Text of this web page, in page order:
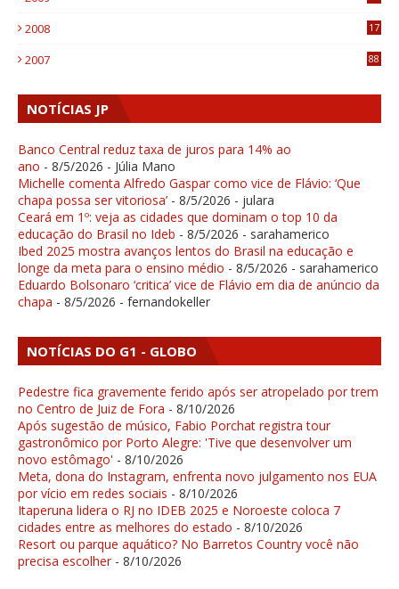
2008
17
2007 88
NOTÍCIAS JP
Banco Central reduz taxa de juros para 14% ao
ano - 8/5/2026 - Júlia Mano
Michelle comenta Alfredo Gaspar como vice de Flávio: ‘Que
chapa possa ser vitoriosa’ - 8/5/2026 - julara
Ceará em 1º: veja as cidades que dominam o top 10 da
educação do Brasil no Ideb - 8/5/2026 - sarahamerico
Ibed 2025 mostra avanços lentos do Brasil na educação e
longe da meta para o ensino médio - 8/5/2026 - sarahamerico
Eduardo Bolsonaro ‘critica’ vice de Flávio em dia de anúncio da
chapa - 8/5/2026 - fernandokeller
NOTÍCIAS DO G1 - GLOBO
Pedestre fica gravemente ferido após ser atropelado por trem
no Centro de Juiz de Fora - 8/10/2026
Após sugestão de músico, Fabio Porchat registra tour
gastronômico por Porto Alegre: 'Tive que desenvolver um
novo estômago' - 8/10/2026
Meta, dona do Instagram, enfrenta novo julgamento nos EUA
por vício em redes sociais - 8/10/2026
Itaperuna lidera o RJ no IDEB 2025 e Noroeste coloca 7
cidades entre as melhores do estado - 8/10/2026
Resort ou parque aquático? No Barretos Country você não
precisa escolher - 8/10/2026